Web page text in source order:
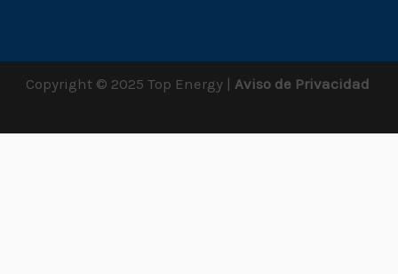
Copyright © 2025 Top Energy | Aviso de Privacidad